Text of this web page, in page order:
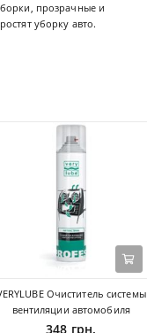
прозрачные и
уборку авто.
Очиститель системы
вентиляции автомобиля
348 грн.